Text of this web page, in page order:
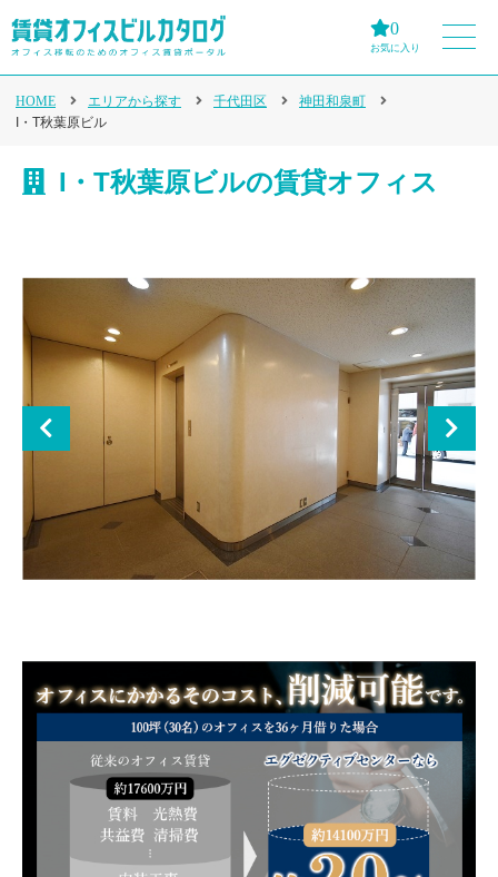
0
お気に入り
HOME エリアから探す 千代田区
神田和泉町
I・T秋葉原ビル
I・T秋葉原ビルの賃貸オフィス